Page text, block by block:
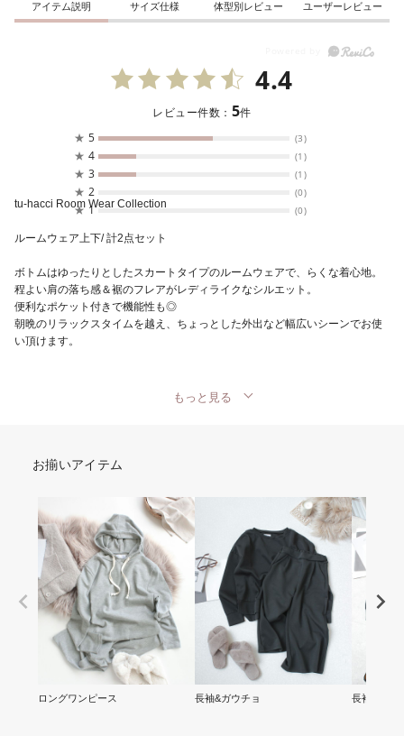
アイテム説明 サイズ仕様 体型別レビュー ユーザーレビュー
4.4
レビュー件数： 5件
★ 5 (3)
★ 4 (1)
★ 3 (1)
★ 2 (0)
★ 1 (0)
tu-hacci Room Wear Collection
ルームウェア上下/ 計2点セット
ボトムはゆったりとしたスカートタイプのルームウェアで、らくな着心地。
程よい肩の落ち感＆裾のフレアがレディライクなシルエット。
便利なポケット付きで機能性も◎
朝晩のリラックスタイムを越え、ちょっとした外出など幅広いシーンでお使
い頂けます。
もっと見る
お揃いアイテム
ロングワンピース 長袖&ガウチョ 長袖&ショ